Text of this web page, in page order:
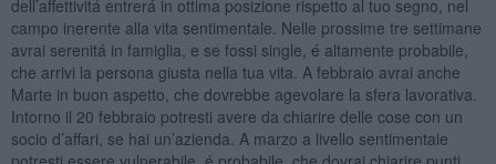
dell’affettivitá entrerá in ottima posizione rispetto al tuo segno, nel
campo inerente alla vita sentimentale. Nelle prossime tre settimane
avrai serenitá in famiglia, e se fossi single, é altamente probabile,
che arrivi la persona giusta nella tua vita. A febbraio avrai anche
Marte in buon aspetto, che dovrebbe agevolare la sfera lavorativa.
Intorno il 20 febbraio potresti avere da chiarire delle cose con un
socio d’affari, se hai un’azienda. A marzo a livello sentimentale